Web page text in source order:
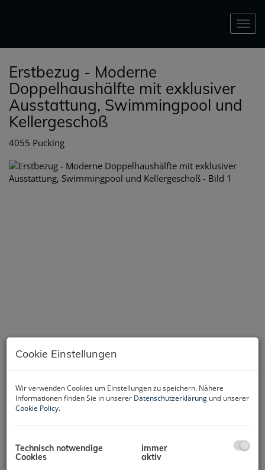
Erstbezug - Moderne
Doppelhaushälfte mit exklusiver
Ausstattung, Swimmingpool und
Kellergeschoß
4055 Pucking
Beschreibung
Cookie Einstellungen
Wir verwenden Cookies um Einstellungen zu speichern. Nähere
Informationen finden Sie in unserer Datenschutzerklärung und unserer
Cookie Policy.
Technisch notwendige
Cookies
immer
aktiv